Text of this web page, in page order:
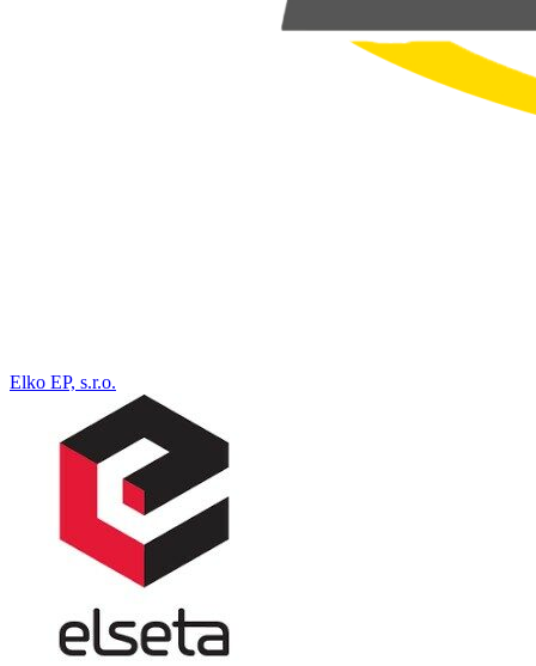
Elko EP, s.r.o.